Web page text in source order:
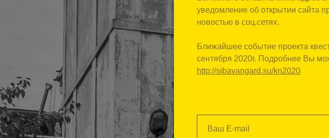
уведомление об открытии сайта
новостью в соц.сетях.
Ближайшее событие проекта
сентября 2020г. Подробнее Вы
http://sibavangard.su/kn2020